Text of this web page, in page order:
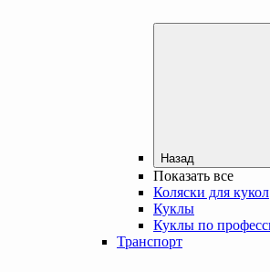
Назад
Показать все
Коляски для кукол
Куклы
Куклы по
Транспорт